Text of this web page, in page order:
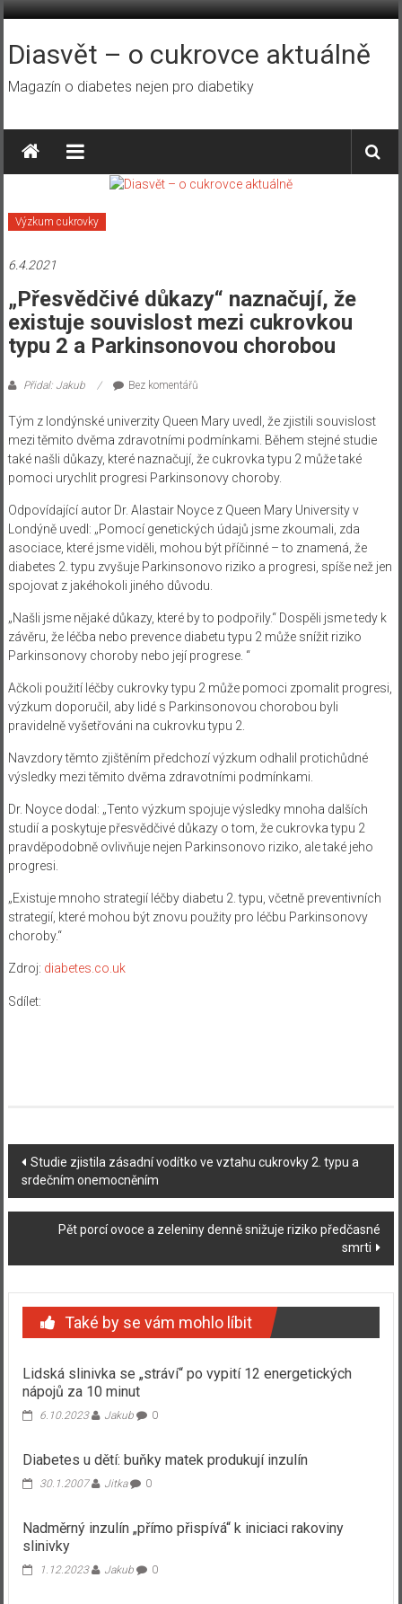
Přeskočit
obsah
Diasvět – o cukrovce aktuálně
Magazín o diabetes nejen pro diabetiky
Výzkum cukrovky
6.4.2021
„Přesvědčivé důkazy“ naznačují, že
existuje souvislost mezi cukrovkou
typu 2 a Parkinsonovou chorobou
Přidal: Jakub Bez komentářů
Tým z londýnské univerzity Queen Mary uvedl, že zjistili souvislost
mezi těmito dvěma zdravotními podmínkami. Během stejné studie
také našli důkazy, které naznačují, že cukrovka typu 2 může také
pomoci urychlit progresi Parkinsonovy choroby.
Odpovídající autor Dr. Alastair Noyce z Queen Mary University v
Londýně uvedl: „Pomocí genetických údajů jsme zkoumali, zda
asociace, které jsme viděli, mohou být příčinné – to znamená, že
diabetes 2. typu zvyšuje Parkinsonovo riziko a progresi, spíše než jen
spojovat z jakéhokoli jiného důvodu.
„Našli jsme nějaké důkazy, které by to podpořily.“ Dospěli jsme tedy k
závěru, že léčba nebo prevence diabetu typu 2 může snížit riziko
Parkinsonovy choroby nebo její progrese. “
Ačkoli použití léčby cukrovky typu 2 může pomoci zpomalit progresi,
výzkum doporučil, aby lidé s Parkinsonovou chorobou byli
pravidelně vyšetřováni na cukrovku typu 2.
Navzdory těmto zjištěním předchozí výzkum odhalil protichůdné
výsledky mezi těmito dvěma zdravotními podmínkami.
Dr. Noyce dodal: „Tento výzkum spojuje výsledky mnoha dalších
studií a poskytuje přesvědčivé důkazy o tom, že cukrovka typu 2
pravděpodobně ovlivňuje nejen Parkinsonovo riziko, ale také jeho
progresi.
„Existuje mnoho strategií léčby diabetu 2. typu, včetně preventivních
strategií, které mohou být znovu použity pro léčbu Parkinsonovy
choroby.“
Zdroj: diabetes.co.uk
Sdílet:
Navigace
příspěvku
Studie zjistila zásadní vodítko ve vztahu cukrovky 2. typu a
srdečním onemocněním
Pět porcí ovoce a zeleniny denně snižuje riziko předčasné
smrti
Také by se vám mohlo líbit
Lidská slinivka se „stráví“ po vypití 12 energetických
nápojů za 10 minut
6.10.2023 Jakub 0
Diabetes u dětí: buňky matek produkují inzulín
30.1.2007 Jitka 0
Nadměrný inzulín „přímo přispívá“ k iniciaci rakoviny
slinivky
1.12.2023 Jakub 0